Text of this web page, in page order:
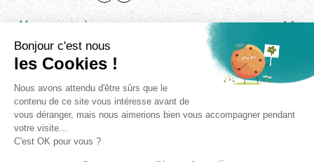
Menu principal
Autres liens
© Autonomie & Solidarité 2026. - Tous droits réservés -Plan